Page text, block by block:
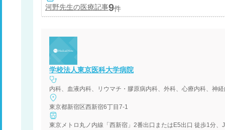
河野先生の医療記事9件
学校法人東京医科大学病院
東京都新宿区西新宿6丁目7-1